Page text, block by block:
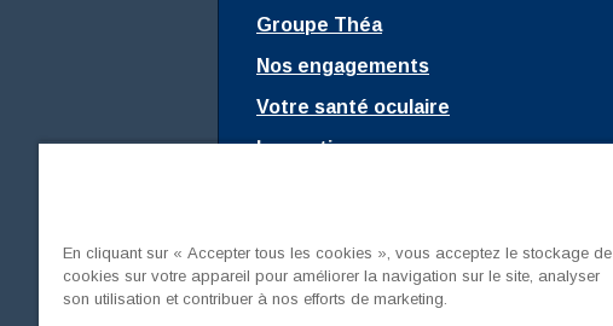
Groupe Théa
Nos engagements
Votre santé oculaire
Innovations
Mediaroom
En cliquant sur « Accepter tous les cookies », vous acceptez le stockage de
cookies sur votre appareil pour améliorer la navigation sur le site, analyser
son utilisation et contribuer à nos efforts de marketing.